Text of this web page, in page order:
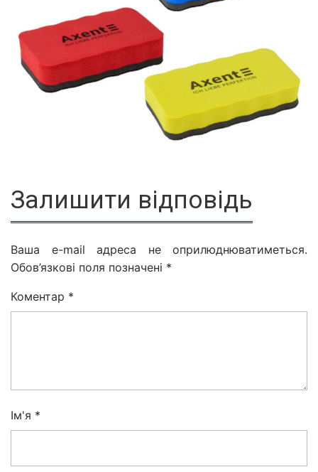
Залишити відповідь
Ваша e-mail адреса не оприлюднюватиметься.
Обов’язкові поля позначені *
Коментар *
Ім'я *